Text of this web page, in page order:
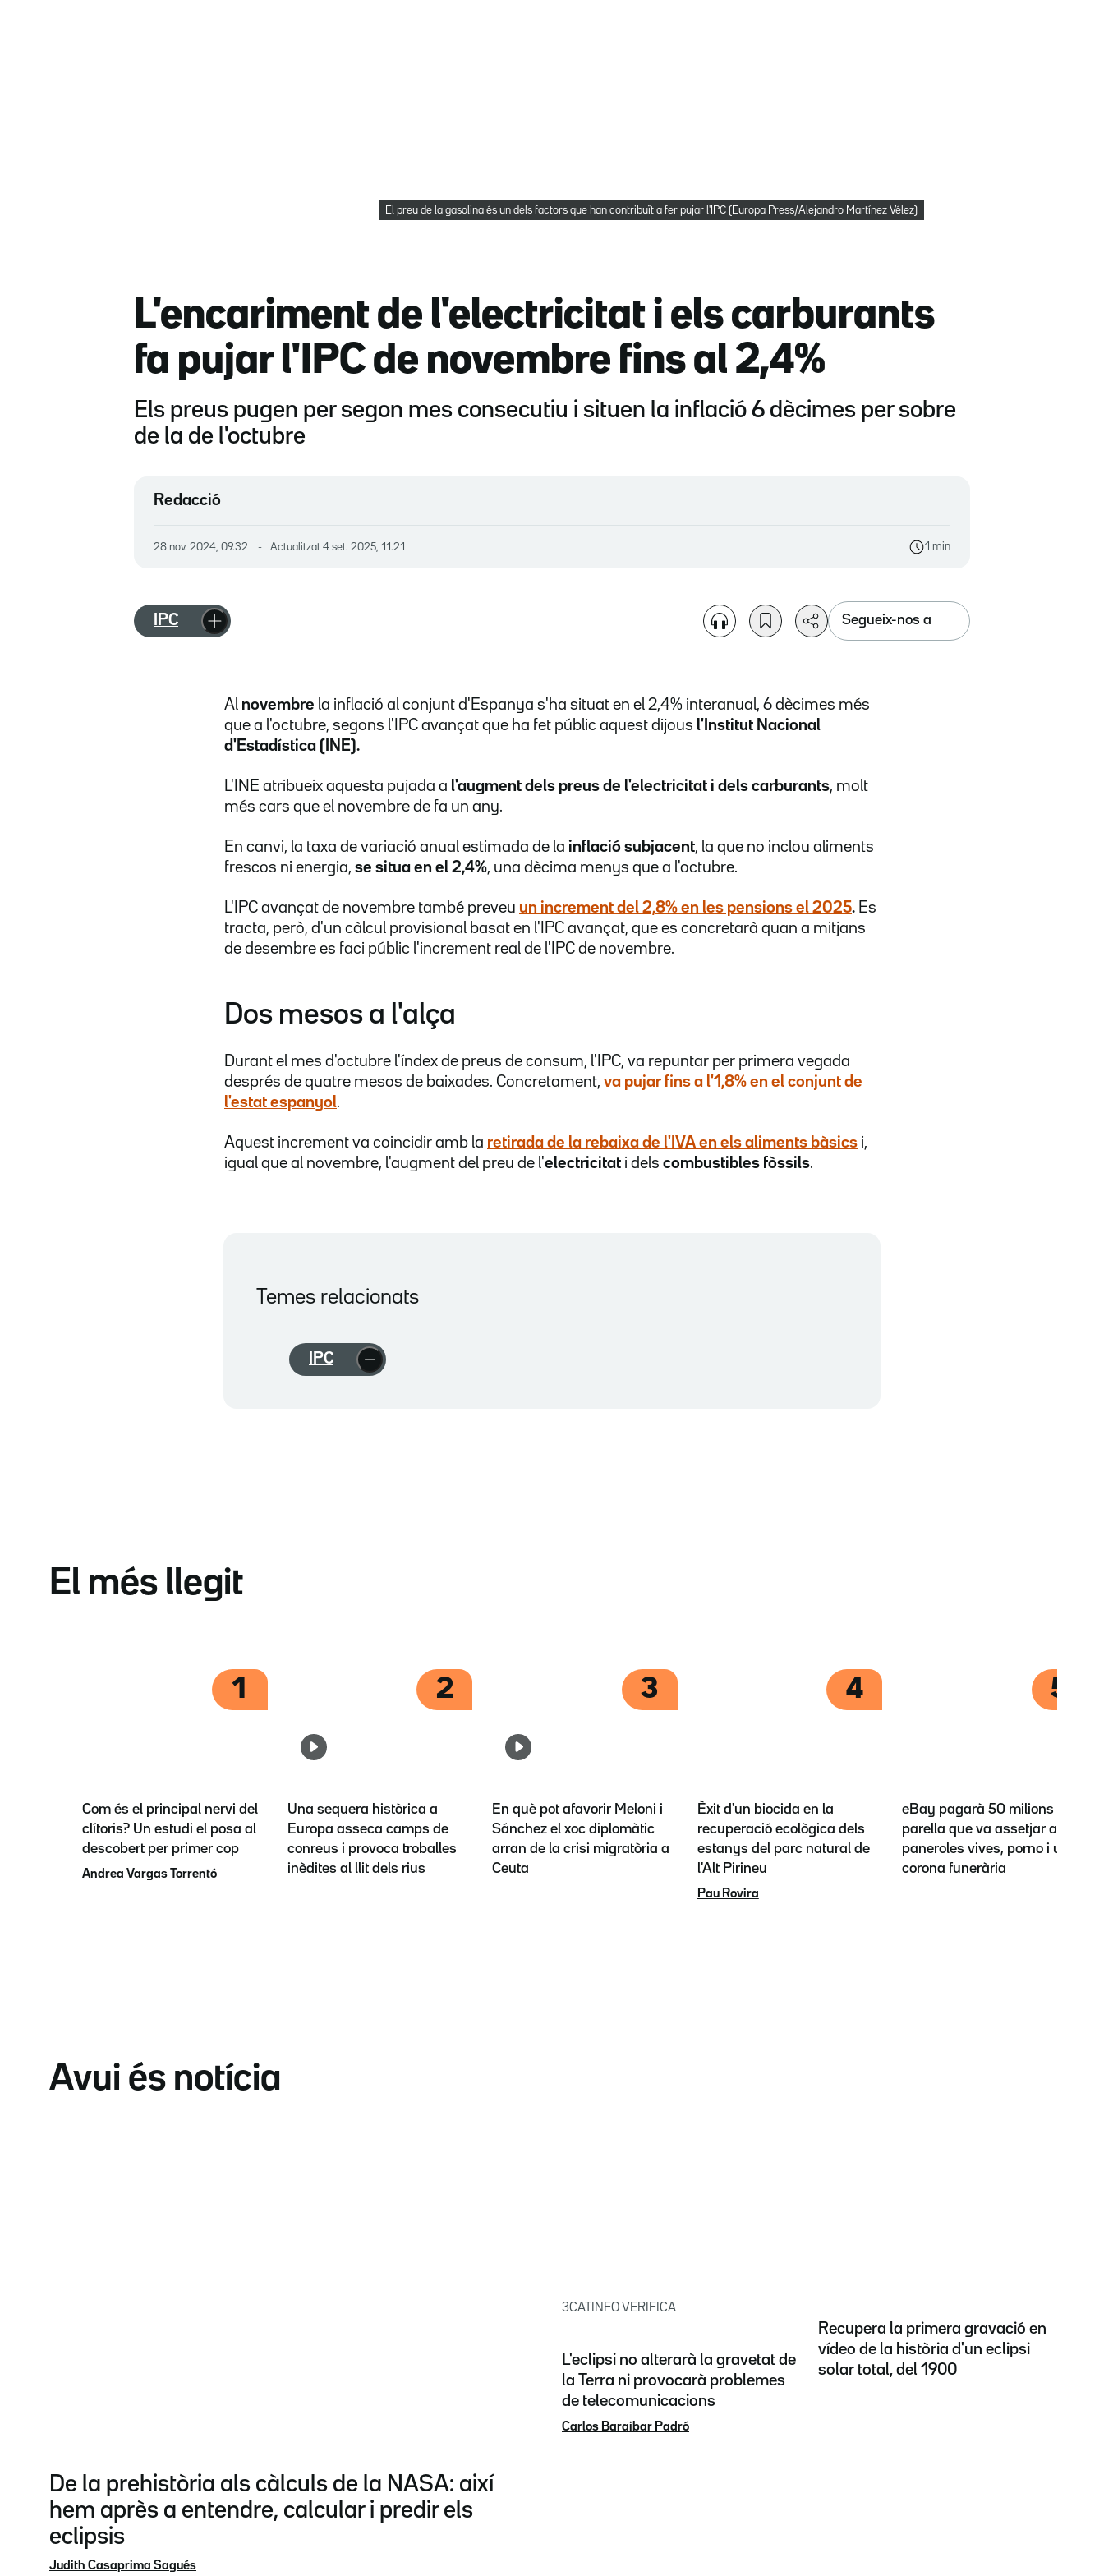
El preu de la gasolina és un dels factors que han contribuït a fer pujar l'IPC (Europa Press/Alejandro Martínez Vélez)
L'encariment de l'electricitat i els carburants
fa pujar l'IPC de novembre fins al 2,4%
Els preus pugen per segon mes consecutiu i situen la inflació 6 dècimes per sobre
de la de l'octubre
Redacció
28 nov. 2024, 09.32 Actualitzat 4 set. 2025, 11.21 1 min
IPC Segueix-nos a
Al novembre la inflació al conjunt d'Espanya s'ha situat en el 2,4% interanual, 6 dècimes més
que a l'octubre, segons l'IPC avançat que ha fet públic aquest dijous l'Institut Nacional
d'Estadística (INE).
L'INE atribueix aquesta pujada a l'augment dels preus de l'electricitat i dels carburants, molt
més cars que el novembre de fa un any.
En canvi, la taxa de variació anual estimada de la inflació subjacent, la que no inclou aliments
frescos ni energia, se situa en el 2,4%, una dècima menys que a l'octubre.
L'IPC avançat de novembre també preveu un increment del 2,8% en les pensions el 2025. Es
tracta, però, d'un càlcul provisional basat en l'IPC avançat, que es concretarà quan a mitjans
de desembre es faci públic l'increment real de l'IPC de novembre.
Dos mesos a l'alça
Durant el mes d'octubre l'índex de preus de consum, l'IPC, va repuntar per primera vegada
després de quatre mesos de baixades. Concretament, va pujar fins a l'1,8% en el conjunt de
l'estat espanyol.
Aquest increment va coincidir amb la retirada de la rebaixa de l'IVA en els aliments bàsics i,
igual que al novembre, l'augment del preu de l'electricitat i dels combustibles fòssils.
Temes relacionats
IPC
El més llegit
1
Com és el principal nervi del
clítoris? Un estudi el posa al
descobert per primer cop
Andrea Vargas Torrentó
2
Una sequera històrica a
Europa asseca camps de
conreus i provoca troballes
inèdites al llit dels rius
3
En què pot afavorir Meloni i
Sánchez el xoc diplomàtic
arran de la crisi migratòria a
Ceuta
4
Èxit d'un biocida en la
recuperació ecològica dels
estanys del parc natural de
l'Alt Pirineu
Pau Rovira
5
eBay pagarà 50 milions a la
parella que va assetjar amb
paneroles vives, porno i una
corona funerària
Avui és notícia
De la prehistòria als càlculs de la NASA: així
hem après a entendre, calcular i predir els
eclipsis
Judith Casaprima Sagués
3CATINFO VERIFICA
L'eclipsi no alterarà la gravetat de
la Terra ni provocarà problemes
de telecomunicacions
Carlos Baraibar Padró
Recupera la primera gravació en
vídeo de la història d'un eclipsi
solar total, del 1900